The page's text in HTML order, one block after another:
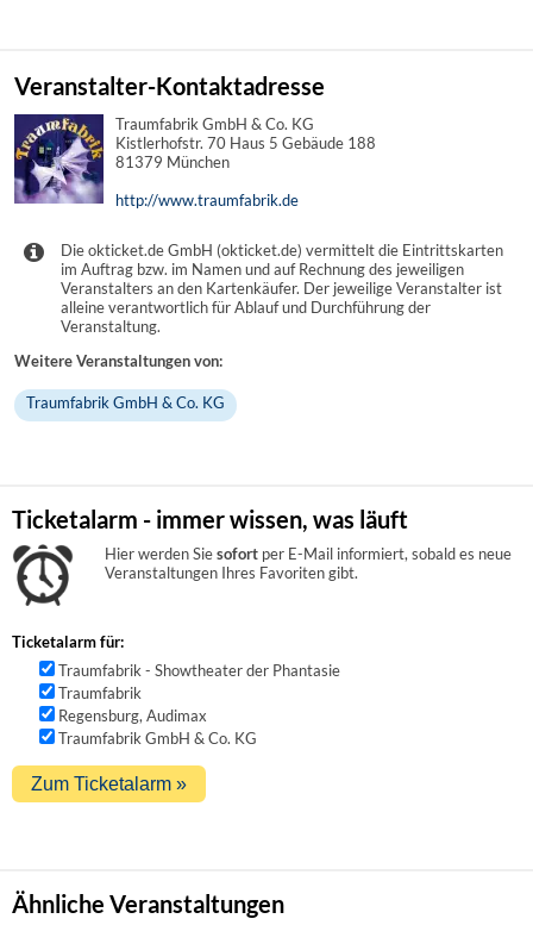
Veranstalter-Kontaktadresse
Traumfabrik GmbH & Co. KG
Kistlerhofstr. 70 Haus 5 Gebäude 188
81379 München
http://www.traumfabrik.de
Die okticket.de GmbH (okticket.de) vermittelt die Eintrittskarten
im Auftrag bzw. im Namen und auf Rechnung des jeweiligen
Veranstalters an den Kartenkäufer. Der jeweilige Veranstalter ist
alleine verantwortlich für Ablauf und Durchführung der
Veranstaltung.
Weitere Veranstaltungen von:
Traumfabrik GmbH & Co. KG
Ticketalarm - immer wissen, was läuft
Hier werden Siesofort per E-Mail informiert, sobald es neue
Veranstaltungen Ihres Favoriten gibt.
Ticketalarm für:
Traumfabrik - Showtheater der Phantasie
Traumfabrik
Regensburg, Audimax
Traumfabrik GmbH & Co. KG
Ähnliche Veranstaltungen